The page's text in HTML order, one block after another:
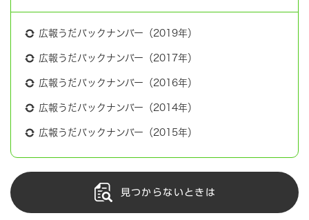
広報うだバックナンバー（2019年）
広報うだバックナンバー（2017年）
広報うだバックナンバー（2016年）
広報うだバックナンバー（2014年）
広報うだバックナンバー（2015年）
見つからないときは